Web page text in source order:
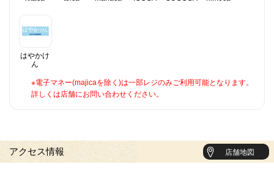
はやかけ
ん
※電子マネー(majicaを除く)は一部レジのみご利用可能となります。
詳しくは店舗にお問い合わせください。
アクセス情報 店舗地図